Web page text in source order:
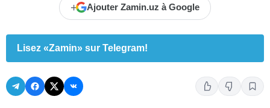
+ Ajouter Zamin.uz à Google
Lisez «Zamin» sur Telegram!